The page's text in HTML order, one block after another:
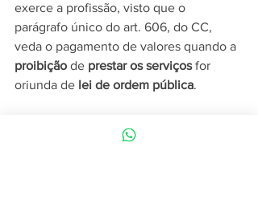
exerce a profissão, visto que o
parágrafo único do art. 606, do CC,
veda o pagamento de valores quando a
proibição de prestar os serviços for
oriunda de lei de ordem pública.
como engenheiros,